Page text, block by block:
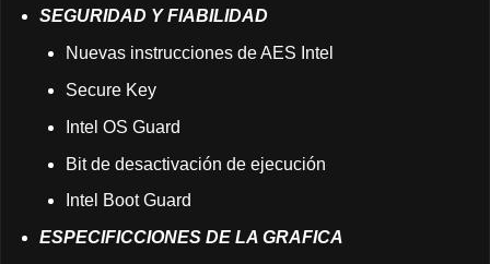
SEGURIDAD Y FIABILIDAD
Nuevas instrucciones de AES Intel
Secure Key
Intel OS Guard
Bit de desactivación de ejecución
Intel Boot Guard
ESPECIFICCIONES DE LA GRAFICA